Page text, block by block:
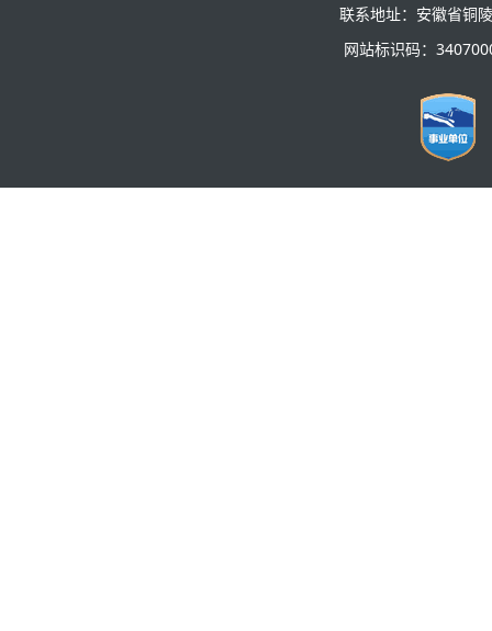
联系地址：安徽省铜
网站标识码：